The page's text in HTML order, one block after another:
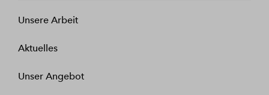
Unsere Arbeit
Aktuelles
Unser Angebot